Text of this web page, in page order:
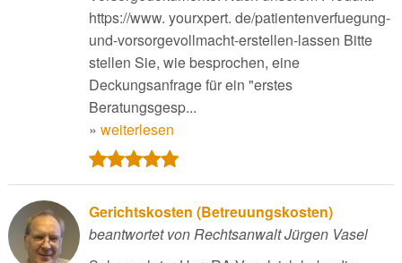
https://www. yourxpert. de/patientenverfuegung-
und-vorsorgevollmacht-erstellen-lassen Bitte
stellen Sie, wie besprochen, eine
Deckungsanfrage für ein "erstes
Beratungsgesp...
» weiterlesen
Gerichtskosten (Betreuungskosten)
beantwortet von Rechtsanwalt Jürgen Vasel